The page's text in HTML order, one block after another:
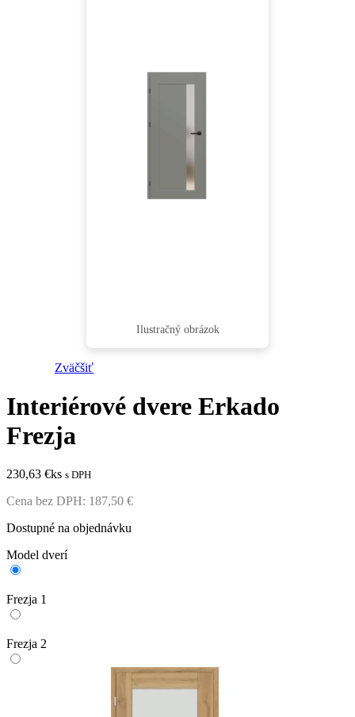
Zväčšiť
Interiérové dvere Erkado
Frezja
230,63 €ks s DPH
Cena bez DPH: 187,50 €
Dostupné na objednávku
Model dverí
Frezja 1
Frezja 2